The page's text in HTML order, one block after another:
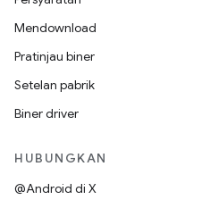
Mendownload
Pratinjau biner
Setelan pabrik
Biner driver
HUBUNGKAN
@Android di X